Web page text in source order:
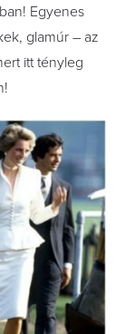
Egyenes
glamúr – az
itt tényleg